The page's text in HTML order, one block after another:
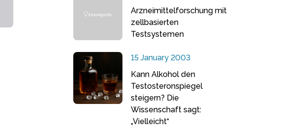
Arzneimittelforschung mit
zellbasierten
Testsystemen
15 January 2003
Kann Alkohol den
Testosteronspiegel
steigern? Die
Wissenschaft sagt:
„Vielleicht“